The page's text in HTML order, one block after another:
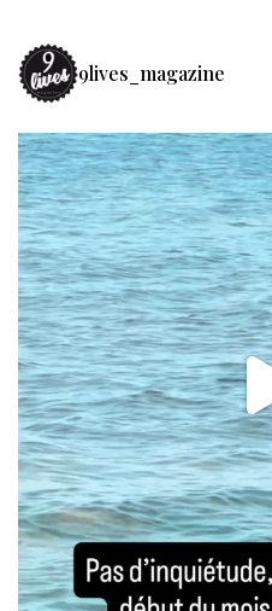
9lives_magazine